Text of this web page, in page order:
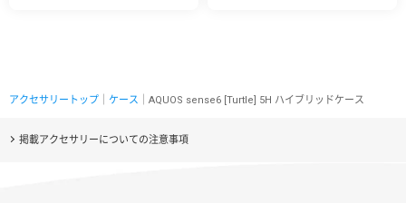
アクセサリートップ ケース ｜AQUOS sense6 [Turtle] 5H ハイブリッドケース
掲載アクセサリーについての注意事項